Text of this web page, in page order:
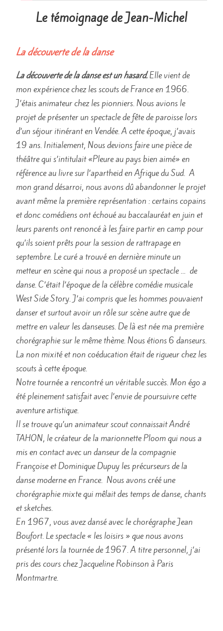
Le témoignage de Jean-Michel
La découverte de la danse
La découverte de la danse est un hasard.Elle vient de
mon expérience chez les scouts de France en 1966.
J’étais animateur chez les pionniers. Nous avions le
projet de présenter un spectacle de fête de paroisse lors
d’un séjour itinérant en Vendée. A cette époque, j’avais
19 ans. Initialement, Nous devions faire une pièce de
théâtre qui s’intitulait «Pleure au pays bien aimé» en
référence au livre sur l’apartheid en Afrique du Sud. A
mon grand désarroi, nous avons dû abandonner le projet
avant même la première représentation : certains copains
et donc comédiens ont échoué au baccalauréat en juin et
leurs parents ont renoncé à les faire partir en camp pour
qu’ils soient prêts pour la session de rattrapage en
septembre. Le curé a trouvé en dernière minute un
metteur en scène qui nous a proposé un spectacle … de
danse. C’était l’époque de la célèbre comédie musicale
West Side Story. J’ai compris que les hommes pouvaient
danser et surtout avoir un rôle sur scène autre que de
mettre en valeur les danseuses. De là est née ma première
chorégraphie sur le même thème. Nous étions 6 danseurs.
La non mixité et non coéducation était de rigueur chez les
scouts à cette époque.
Notre tournée a rencontré un véritable succès. Mon égo a
été pleinement satisfait avec l’envie de poursuivre cette
aventure artistique.
Il se trouve qu’un animateur scout connaissait André
TAHON, le créateur de la marionnette Ploom qui nous a
mis en contact avec un danseur de la compagnie
Françoise et Dominique Dupuy les précurseurs de la
danse moderne en France. Nous avons créé une
chorégraphie mixte qui mêlait des temps de danse, chants
et sketches.
En 1967, vous avez dansé avec le chorégraphe Jean
Boufort. Le spectacle « les loisirs » que nous avons
présenté lors la tournée de 1967. A titre personnel, j’ai
pris des cours chez Jacqueline Robinson à Paris
Montmartre.